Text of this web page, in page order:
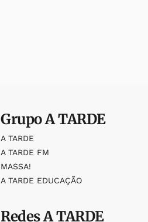
GrupoA TARDE
A TARDE
A TARDE FM
MASSA!
A TARDE EDUCAÇÃO
RedesA TARDE